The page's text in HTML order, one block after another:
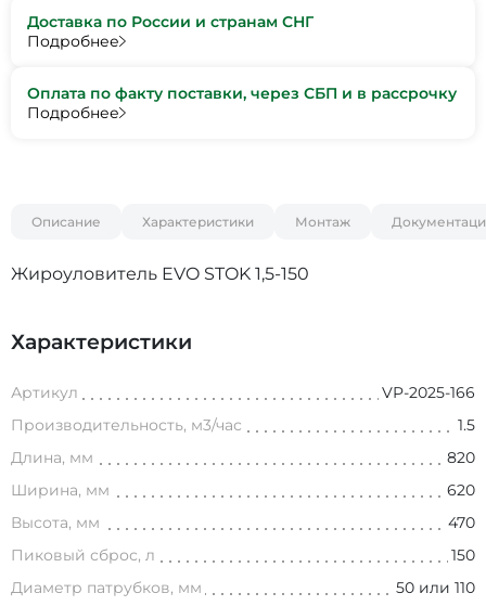
Доставка по России и странам СНГ
Подробнее
Оплата по факту поставки, через СБП и в рассрочку
Подробнее
Описание Характеристики Монтаж
Жироуловитель EVO STOK 1,5-150
Характеристики
Артикул
VP-2025-166
Производительность, м3/час
1.5
Длина, мм
820
Ширина, мм
620
Высота, мм
470
Пиковый сброс, л
150
Диаметр патрубков, мм
50 или 110